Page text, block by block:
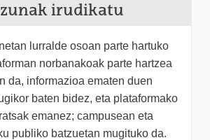
irudikatu
lurralde osoan parte hartuko
norbanakoak parte hartzea
da, informazioa ematen duen
baten bidez, eta plataformako
emanez; campusean eta
publiko batzuetan mugituko da.